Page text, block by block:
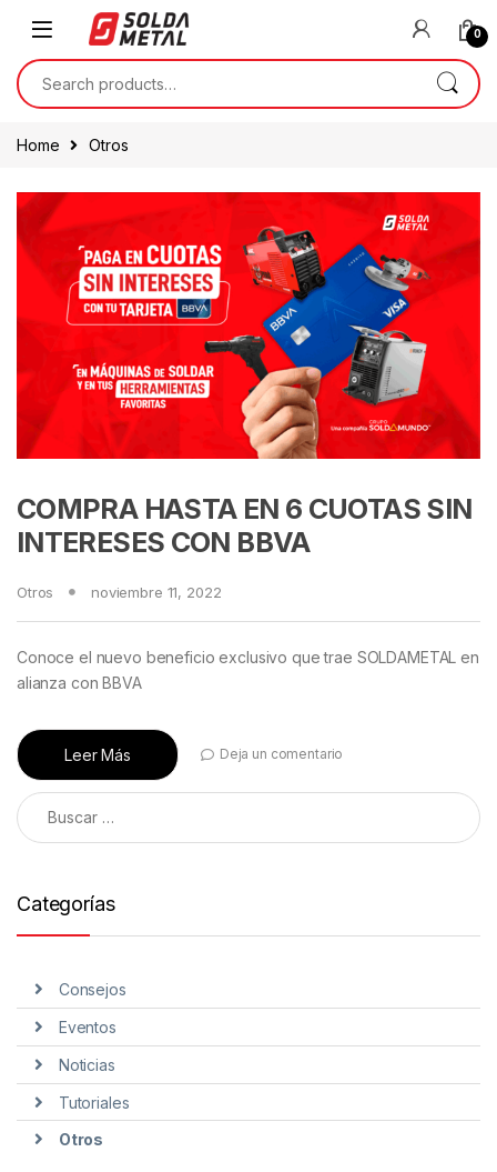
0
Home Otros
COMPRA HASTA EN 6 CUOTAS SIN
INTERESES CON BBVA
Otros noviembre 11, 2022
Conoce el nuevo beneficio exclusivo que trae SOLDAMETAL en
alianza con BBVA
Leer Más Deja un comentario
Categorías
Consejos
Eventos
Noticias
Otros
Tutoriales